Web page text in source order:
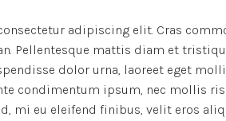
adipiscing elit. Cras
Pellentesque mattis diam et
dolor urna, laoreet eget
condimentum ipsum, nec mollis
mi eu eleifend finibus, velit eros